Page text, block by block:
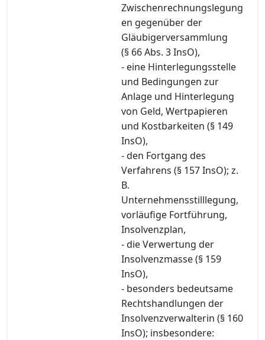
Zwischenrechnungslegung
en gegenüber der
Gläubigerversammlung
(§ 66 Abs. 3 InsO),
- eine Hinterlegungsstelle
und Bedingungen zur
Anlage und Hinterlegung
von Geld, Wertpapieren
und Kostbarkeiten (§ 149
InsO),
- den Fortgang des
Verfahrens (§ 157 InsO); z.
B.
Unternehmensstilllegung,
vorläufige Fortführung,
Insolvenzplan,
- die Verwertung der
Insolvenzmasse (§ 159
InsO),
- besonders bedeutsame
Rechtshandlungen der
Insolvenzverwalterin (§ 160
InsO); insbesondere: